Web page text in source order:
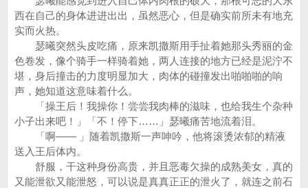
西在自己的身体进进出出，虽然恶心，但是确实前所未有地充
实而火热。
瑟曦突然头皮吃痛，原来凯撒斯用手扯着她那头秀丽的金
色卷发，像个骑手一样骑着她，两人连接的地方已经是泥泞不
堪，身后撞击的力度明显加大，肉体的碰撞发出啪啪啪的响
声，她知道这意味着什么。
「操王后！我操你！尝尝我肉棒的滋味，也给我生个杂种
小子出来吧！」「不！停下……」瑟曦痛苦地流着泪。
「啊—— 」随着凯撒斯一声呻吟，他将滚烫浓郁的精液
送入王后体内。
舒服，干这种身份高贵，并且恶毒欠操的成熟美女，真的
又能泄欲又能泄怒，可以说是真真正正的泄火了，就连之前石